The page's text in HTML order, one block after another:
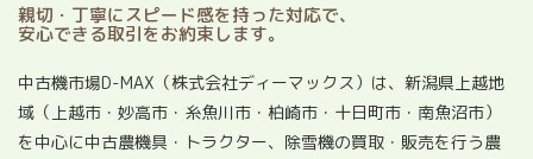
親切・丁寧にスピード感を持った対応で、
安心できる取引をお約束します。
中古機市場D-MAX（株式会社ディーマックス）は、新潟県上越地
域（上越市・妙高市・糸魚川市・柏崎市・十日町市・南魚沼市）
を中心に中古農機具・トラクター、除雪機の買取・販売を行う農